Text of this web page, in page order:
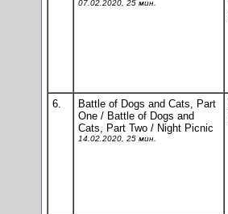
07.02.2020, 25 мин.
6.
Battle of Dogs and Cats, Part
One / Battle of Dogs and
Cats, Part Two / Night Picnic
14.02.2020, 25 мин.